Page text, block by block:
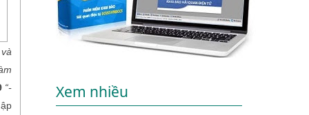
“-
Xem nhiều